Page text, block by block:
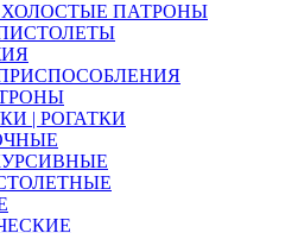
ПАТРОНЫ
| РОГАТКИ